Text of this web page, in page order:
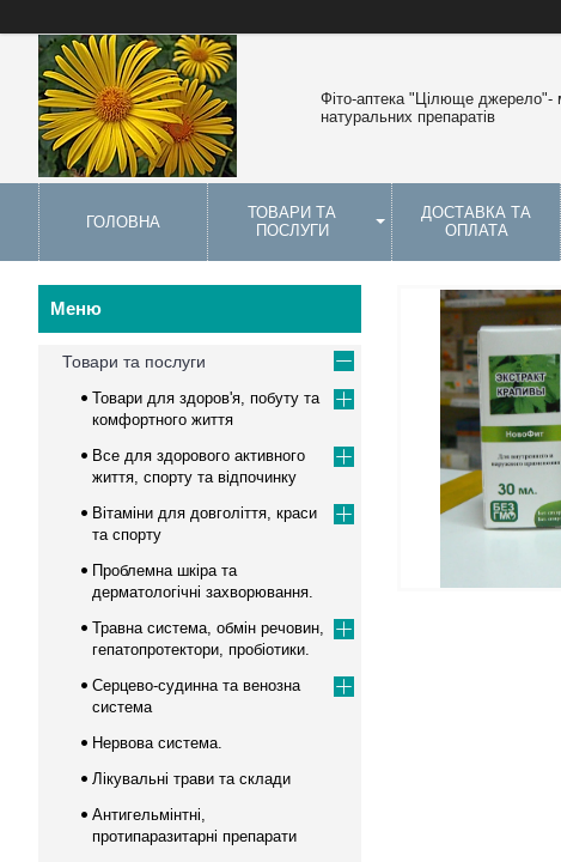
Фіто-аптека "Цілюще джерело"-
натуральних препаратів
ГОЛОВНА
ТОВАРИ ТА
ПОСЛУГИ
ДОСТАВКА ТА
ОПЛАТА
Товари та послуги
Товари для здоров'я, побуту та
комфортного життя
Все для здорового активного
життя, спорту та відпочинку
Вітаміни для довголіття, краси
та спорту
Проблемна шкіра та
дерматологічні захворювання.
Травна система, обмін речовин,
гепатопротектори, пробіотики.
Серцево-судинна та венозна
система
Нервова система.
Лікувальні трави та склади
Антигельмінтні,
протипаразитарні препарати